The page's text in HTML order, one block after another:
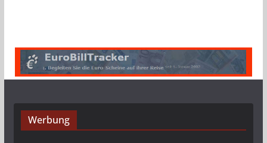
Werbung